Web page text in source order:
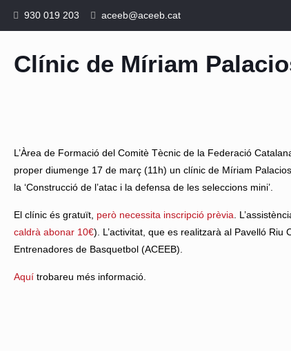
930 019 203 aceeb@aceeb.cat
Clínic de Míriam
L’Àrea de Formació del Comitè Tècnic de la Federació
proper diumenge 17 de març (11h) un clínic de Míriam
la ‘Construcció de l’atac i la defensa de les seleccions mini’.
El clínic és gratuït, però necessita inscripció prèvia .
caldrà abonar 10€). L’activitat, que es realitzarà al Pavelló Riu
Entrenadores de Basquetbol (ACEEB).
Aquí trobareu més informació.